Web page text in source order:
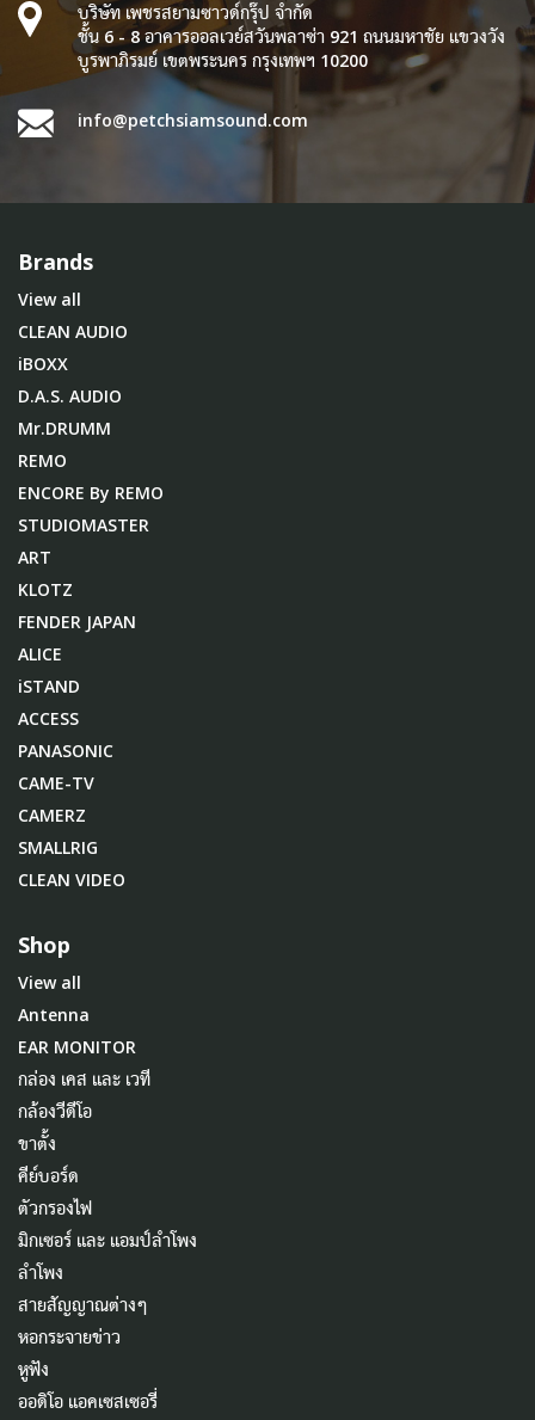
บริษัท เพชรสยามซาวด์กรุ๊ป จำกัด
ชั้น 6 - 8 อาคารออลเวย์สวันพลาซ่า 921 ถนนมหาชัย แขวงวัง
บูรพาภิรมย์ เขตพระนคร กรุงเทพฯ 10200
info@petchsiamsound.com
Brands
View all
CLEAN AUDIO
iBOXX
D.A.S. AUDIO
Mr.DRUMM
REMO
ENCORE By REMO
STUDIOMASTER
ART
KLOTZ
FENDER JAPAN
ALICE
iSTAND
ACCESS
PANASONIC
CAME-TV
CAMERZ
SMALLRIG
CLEAN VIDEO
Shop
View all
Antenna
EAR MONITOR
กล่อง เคส และ เวที
กล้องวีดีโอ
ขาตั้ง
คีย์บอร์ด
ตัวกรองไฟ
มิกเซอร์ และ แอมป์ลำโพง
ลำโพง
สายสัญญาณต่างๆ
หอกระจายข่าว
หูฟัง
ออดิโอ แอคเซสเซอรี่